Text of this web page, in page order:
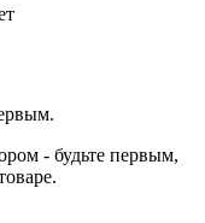
- будьте первым,